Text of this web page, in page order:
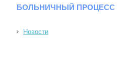
БОЛЬНИЧНЫЙ ПРОЦЕСС
Новости